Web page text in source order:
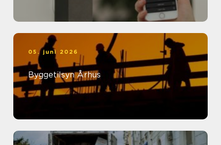
05. juni 2026
Byggetilsyn Århus